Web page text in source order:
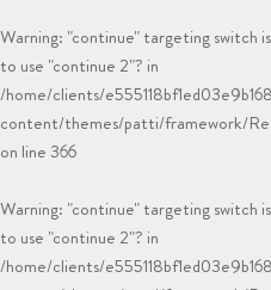
Warning: "continue" targeting switch
to use "continue 2"? in
/home/clients/
content/themes/patti/framework/
on line366
Warning: "continue" targeting switch
to use "continue 2"? in
/home/clients/